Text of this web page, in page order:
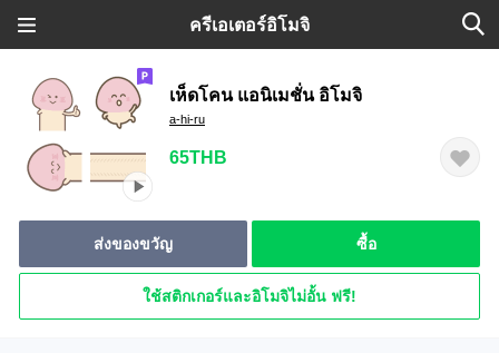
ครีเอเตอร์อิโมจิ
เห็ดโคน แอนิเมชั่น อิโมจิ
a-hi-ru
65THB
ส่งของขวัญ ซื้อ
ใช้สติกเกอร์และอิโมจิไม่อั้น ฟรี!